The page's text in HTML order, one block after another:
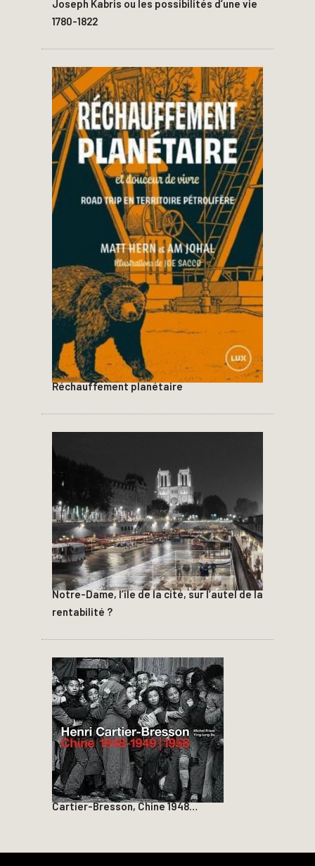
Joseph Kabris ou les possibilités d’une vie
1780-1822
Réchauffement planétaire
Notre-Dame, l’île de la cité, sur l’autel de la
rentabilité ?
Cartier-Bresson, Chine 1948…